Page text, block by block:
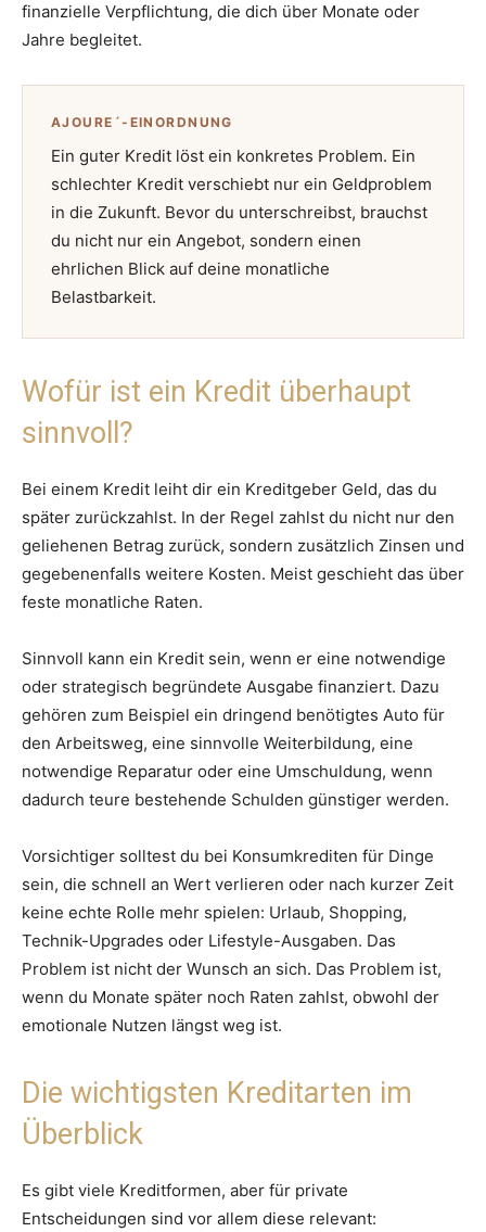
finanzielle Verpflichtung, die dich über Monate oder
Jahre begleitet.
AJOURE´-EINORDNUNG
Ein guter Kredit löst ein konkretes Problem. Ein
schlechter Kredit verschiebt nur ein Geldproblem
in die Zukunft. Bevor du unterschreibst, brauchst
du nicht nur ein Angebot, sondern einen
ehrlichen Blick auf deine monatliche
Belastbarkeit.
Wofür ist ein Kredit überhaupt
sinnvoll?
Bei einem Kredit leiht dir ein Kreditgeber Geld, das du
später zurückzahlst. In der Regel zahlst du nicht nur den
geliehenen Betrag zurück, sondern zusätzlich Zinsen und
gegebenenfalls weitere Kosten. Meist geschieht das über
feste monatliche Raten.
Sinnvoll kann ein Kredit sein, wenn er eine notwendige
oder strategisch begründete Ausgabe finanziert. Dazu
gehören zum Beispiel ein dringend benötigtes Auto für
den Arbeitsweg, eine sinnvolle Weiterbildung, eine
notwendige Reparatur oder eine Umschuldung, wenn
dadurch teure bestehende Schulden günstiger werden.
Vorsichtiger solltest du bei Konsumkrediten für Dinge
sein, die schnell an Wert verlieren oder nach kurzer Zeit
keine echte Rolle mehr spielen: Urlaub, Shopping,
Technik-Upgrades oder Lifestyle-Ausgaben. Das
Problem ist nicht der Wunsch an sich. Das Problem ist,
wenn du Monate später noch Raten zahlst, obwohl der
emotionale Nutzen längst weg ist.
Die wichtigsten Kreditarten im
Überblick
Es gibt viele Kreditformen, aber für private
Entscheidungen sind vor allem diese relevant: